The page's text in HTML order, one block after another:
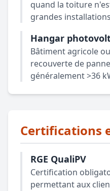
quand la toiture
grandes
Hangar
Bâtiment agricole
recouverte de
généralement >36
Certifications
RGE QualiPV
Certification
permettant aux